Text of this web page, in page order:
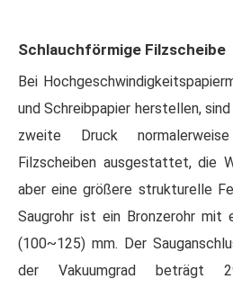
Schlauchförmige Filzscheibe
Bei
und Schreibpapier herstellen,
zweite Druck
Filzscheiben ausgestattet, die
aber eine größere strukturelle
Saugrohr ist ein Bronzerohr mit
(100~125) mm. Der
der Vakuumgrad beträgt